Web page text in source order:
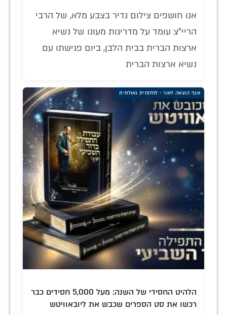
אנו חושפים צילום נדיר בצבע מלא, של הרבי
הריי"צ עומד על מדריגות מעונו של נשיא
ארצות הברית בבית הלבן, ביום פגישתו עם
נשיא ארצות הברית
אגף הוצאה לאור - לחלוחית גאולתית
הלהיט החסידי של השנה: מעל 5,000 חסידים כבר
רכשו את סט הספרים שכבש את ליובאוויטש